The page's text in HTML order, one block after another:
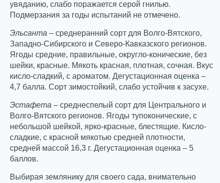
увяданию, слабо поражается серой гнилью.
Подмерзания за годы испытаний не отмечено.
Эльсанта – среднеранний сорт для Волго-Вятского,
Западно-Сибирского и Северо-Кавказского регионов.
Ягоды средние, правильные, округло-конические, без
шейки, красные. Мякоть красная, плотная, сочная. Вкус
кисло-сладкий, с ароматом. Дегустационная оценка –
4,7 балла. Сорт зимостойкий, слабо устойчив к засухе.
Эстафета – среднеспелый сорт для Центрального и
Волго-Вятского регионов. Ягоды тупоконические, с
небольшой шейкой, ярко-красные, блестящие. Кисло-
сладкие, с красной мякотью средней плотности,
средней массой 16,3 г. Дегустационная оценка – 5
баллов.
Выбирая землянику для своего сада, внимательно